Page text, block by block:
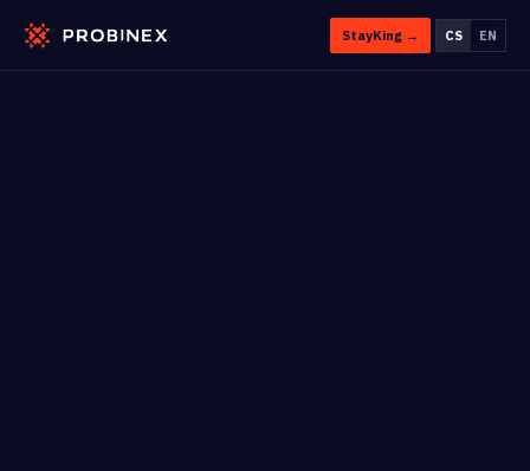
StayKing → CS EN